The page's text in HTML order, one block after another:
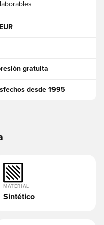
gratuita
desde 1995
MATERIAL
Sintético